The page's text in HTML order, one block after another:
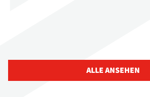
ALLE ANSEHEN